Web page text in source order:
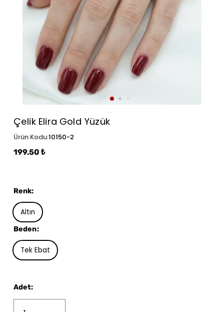
Çelik Elira Gold Yüzük
Ürün Kodu:10150-2
199.50 ₺
Renk:
Altın
Beden:
Tek Ebat
Adet: